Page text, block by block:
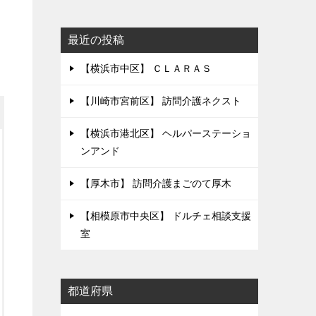
最近の投稿
【横浜市中区】 ＣＬＡＲＡＳ
【川崎市宮前区】 訪問介護ネクスト
【横浜市港北区】 ヘルパーステーショ
ンアンド
【厚木市】 訪問介護まごのて厚木
【相模原市中央区】 ドルチェ相談支援
室
都道府県